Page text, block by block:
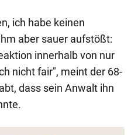
ich habe keinen
aber sauer aufstößt:
innerhalb von nur
nicht fair", meint der 68-
dass sein Anwalt ihn